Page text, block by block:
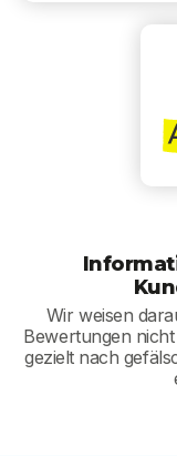
Wir weisen
Bewertungen
gezielt nach